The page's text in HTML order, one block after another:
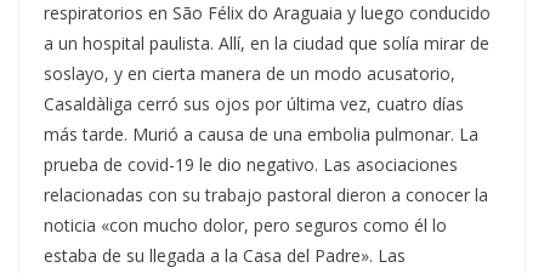
respiratorios en São Félix do Araguaia y luego conducido
a un hospital paulista. Allí, en la ciudad que solía mirar de
soslayo, y en cierta manera de un modo acusatorio,
Casaldàliga cerró sus ojos por última vez, cuatro días
más tarde. Murió a causa de una embolia pulmonar. La
prueba de covid-19 le dio negativo. Las asociaciones
relacionadas con su trabajo pastoral dieron a conocer la
noticia «con mucho dolor, pero seguros como él lo
estaba de su llegada a la Casa del Padre». Las